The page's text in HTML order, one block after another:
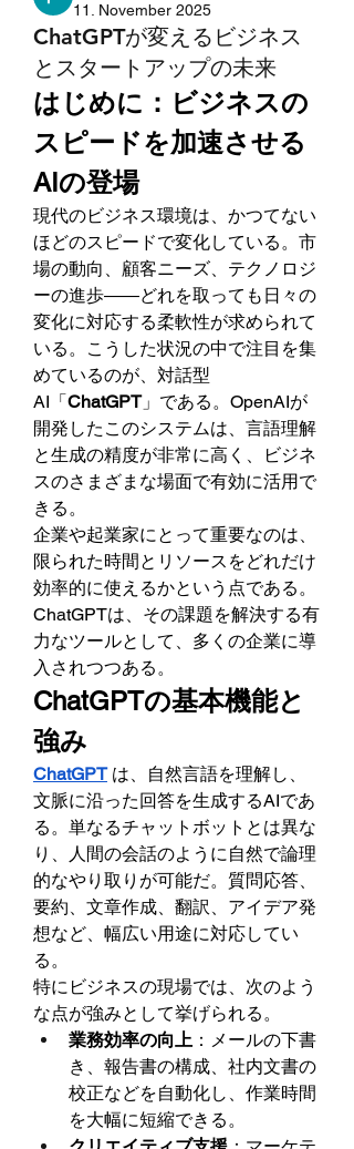
11. November 2025
ChatGPTが変えるビジネス
とスタートアップの未来
はじめに：ビジネスの
スピードを加速させる
AIの登場
現代のビジネス環境は、かつてない
ほどのスピードで変化している。市
場の動向、顧客ニーズ、テクノロジ
ーの進歩――どれを取っても日々の
変化に対応する柔軟性が求められて
いる。こうした状況の中で注目を集
めているのが、対話型
AI「ChatGPT」である。OpenAIが
開発したこのシステムは、言語理解
と生成の精度が非常に高く、ビジネ
スのさまざまな場面で有効に活用で
きる。
企業や起業家にとって重要なのは、
限られた時間とリソースをどれだけ
効率的に使えるかという点である。
ChatGPTは、その課題を解決する有
力なツールとして、多くの企業に導
入されつつある。
ChatGPTの基本機能と
強み
ChatGPT は、自然言語を理解し、
文脈に沿った回答を生成するAIであ
る。単なるチャットボットとは異な
り、人間の会話のように自然で論理
的なやり取りが可能だ。質問応答、
要約、文章作成、翻訳、アイデア発
想など、幅広い用途に対応してい
る。
特にビジネスの現場では、次のよう
な点が強みとして挙げられる。
業務効率の向上 ：メールの下書
き、報告書の構成、社内文書の
校正などを自動化し、作業時間
を大幅に短縮できる。